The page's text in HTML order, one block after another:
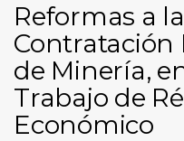
Reformas a
Contratación
de Minería,
Trabajo de
Económico